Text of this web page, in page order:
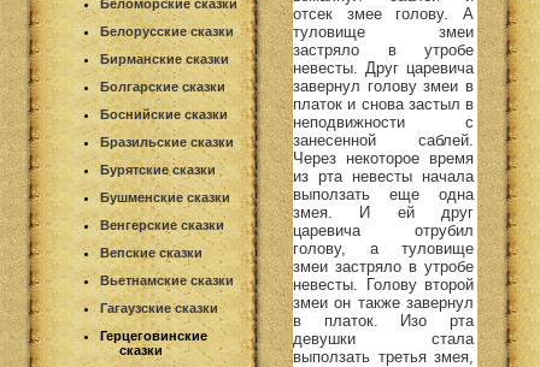
Беломорские сказки
Белорусские сказки
Бирманские сказки
Болгарские сказки
Боснийские сказки
Бразильские сказки
Бурятские сказки
Бушменские сказки
Венгерские сказки
Вепские сказки
Вьетнамские сказки
Гагаузские сказки
Герцеговинские
сказки
отсек змее голову. А
туловище змеи
застряло в утробе
невесты. Друг царевича
завернул голову змеи в
платок и снова застыл в
неподвижности с
занесенной саблей.
Через некоторое время
из рта невесты начала
выползать еще одна
змея. И ей друг
царевича отрубил
голову, а туловище
змеи застряло в утробе
невесты. Голову второй
змеи он также завернул
в платок. Изо рта
девушки стала
выползать третья змея,